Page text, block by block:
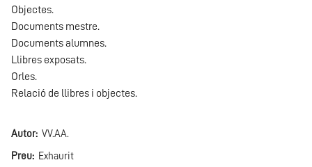
Objectes.
Documents mestre.
Documents alumnes.
Llibres exposats.
Orles.
Relació de llibres i objectes.
Autor VV.AA.
Preu Exhaurit